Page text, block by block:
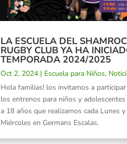
LA ESCUELA DEL
RUGBY CLUB YA HA
TEMPORADA 2024/2025
Oct 2, 2024 | Escuela para Niños,
Hola familias! los invitamos a
los entrenos para niños y
a 18 años que realizamos cada Lunes y
Miércoles en Germans Escalas.